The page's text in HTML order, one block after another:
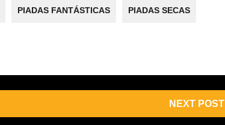
PIADAS FANTÁSTICAS PIADAS SECAS
NEXT POST